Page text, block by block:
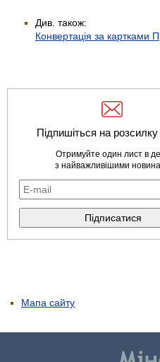
Див. також:
Конвертація за картками
Підпишіться на
Отримуйте один лист в
з найважливішими
Мапа сайту